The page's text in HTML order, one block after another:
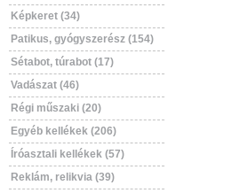
Képkeret (34)
Patikus, gyógyszerész (154)
Sétabot, túrabot (17)
Vadászat (46)
Régi műszaki (20)
Egyéb kellékek (206)
Íróasztali kellékek (57)
Reklám, relikvia (39)